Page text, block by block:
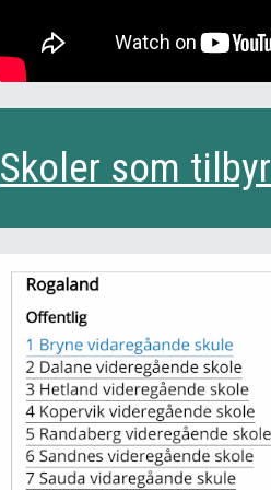
Skoler som